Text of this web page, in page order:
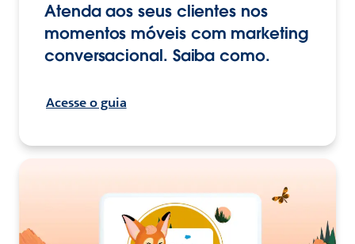
Atenda aos seus clientes nos
momentos móveis com marketing
conversacional. Saiba como.
Acesse o guia